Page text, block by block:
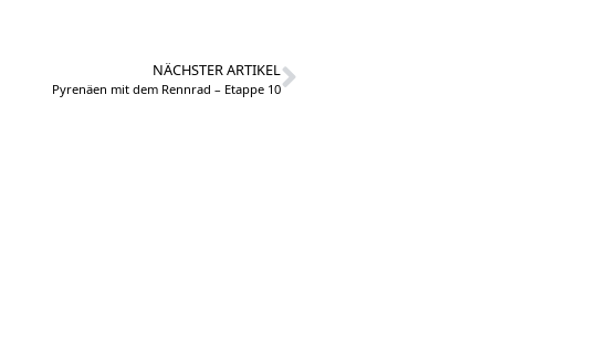
NÄCHSTER ARTIKEL
Pyrenäen mit dem Rennrad – Etappe 10